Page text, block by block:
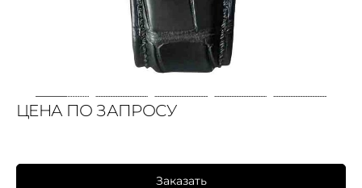
ЦЕНА ПО ЗАПРОСУ
Заказать